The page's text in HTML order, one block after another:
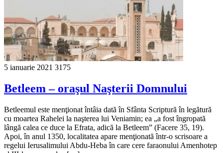
5 ianuarie 2021 3175
Betleem – oraşul Naşterii Domnului
Betleemul este menţionat întâia dată în Sfânta Scriptură în legătură
cu moartea Rahelei la naşterea lui Veniamin; ea „a fost îngropată
lângă calea ce duce la Efrata, adică la Betleem” (Facere 35, 19).
Apoi, în anul 1350, localitatea apare menţionată într-o scrisoare a
regelui Ierusalimului Abdu-Heba în care cere faraonului Amenhotep